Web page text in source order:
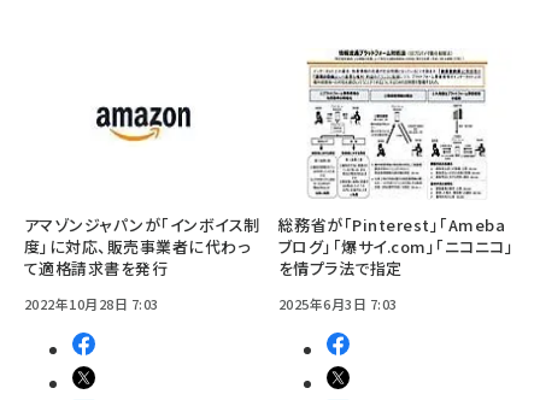
アマゾンジャパンが「インボイス制
度」に対応、販売事業者に代わっ
て適格請求書を発行
2022年10月28日 7:03
総務省が「Pinterest」「Ameba
ブログ」「爆サイ.com」「ニコニコ」
を情プラ法で指定
2025年6月3日 7:03